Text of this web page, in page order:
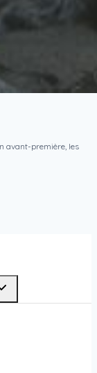
avant-première, les